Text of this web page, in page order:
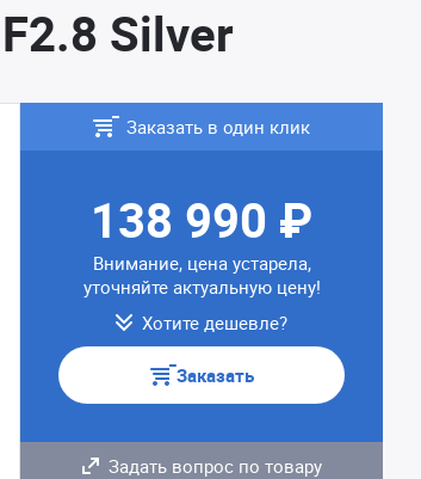
Silver
Заказать в один клик
138 990 ₽
Внимание, цена устарела,
уточняйте актуальную цену!
Хотите дешевле?
Заказать
Задать вопрос по товару